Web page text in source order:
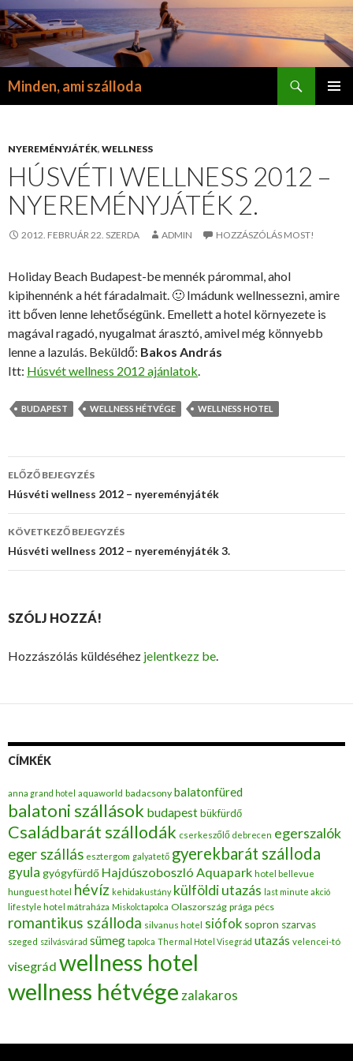
Minden, ami szálloda
NYEREMÉNYJÁTÉK, WELLNESS
HÚSVÉTI WELLNESS 2012 –
NYEREMÉNYJÁTÉK 2.
2012. FEBRUÁR 22. SZERDA ADMIN HOZZÁSZÓLÁS MOST!
Holiday Beach Budapest-be mennék párommal, ahol
kipihennénk a hét fáradalmait. 🙂 Imádunk wellnessezni, amire
itt bőven lenne lehetőségünk. Emellett a hotel környezete is
magával ragadó, nyugalmat árasztó, amivel még könnyebb
lenne a lazulás. Beküldő: Bakos András
Itt: Húsvét wellness 2012 ajánlatok.
BUDAPEST WELLNESS HÉTVÉGE WELLNESS HOTEL
Bejegyzés
navigáció
ELŐZŐ BEJEGYZÉS
Húsvéti wellness 2012 – nyereményjáték
KÖVETKEZŐ BEJEGYZÉS
Húsvéti wellness 2012 – nyereményjáték 3.
SZÓLJ HOZZÁ!
Hozzászólás küldéséhez jelentkezz be.
CÍMKÉK
anna grand hotel aquaworld badacsony balatonfüred
balatoni szállások budapestbükfürdő
Családbarát szállodák cserkeszőlő debrecen egerszalók
eger szállás esztergom galyatető gyerekbarát szálloda
gyula gyógyfürdő Hajdúszoboszló Aquapark hotel bellevue
hunguest hotel
hévíz kehidakustány külföldi utazás last minute akció
lifestyle hotel mátraháza Miskolctapolca Olaszország prága pécs
romantikus szálloda silvanus hotel siófok sopron szarvas
szeged szilvásvárad sümeg tapolca Thermal Hotel Visegrád utazás velencei-tó
visegrád wellness hotel
wellness hétvége zalakaros